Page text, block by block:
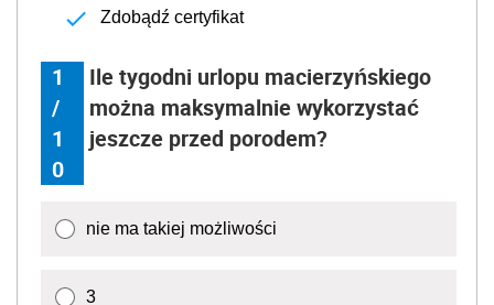
Zdobądź certyfikat
1
/
1
0
Ile tygodni urlopu macierzyńskiego
można maksymalnie wykorzystać
jeszcze przed porodem?
nie ma takiej możliwości
3